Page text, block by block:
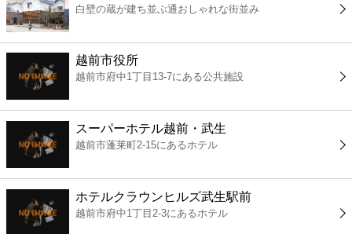
コンビニ
薬局
スーパー
エンタメ
レジャー
書店
白壁の蔵が建ち並ぶ通おしゃれな街並み
越前市役所
越前市府中1丁目13-7にある公共施設
スーパーホテル越前・武生
越前市蓬莱町2-15にあるホテル
ホテルクラウンヒルズ武生駅前
越前市府中1丁目2-3にあるホテル